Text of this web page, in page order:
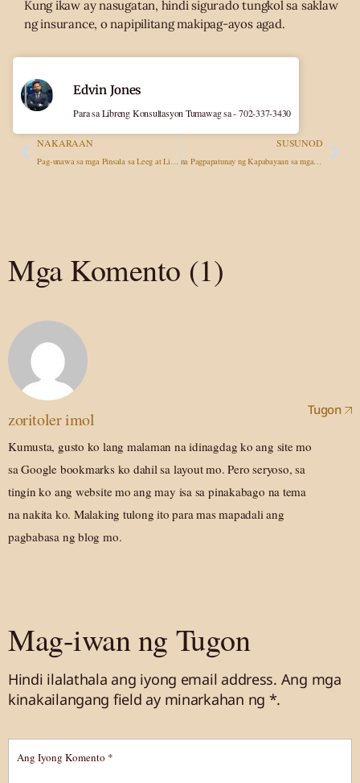
Kung ikaw ay nasugatan, hindi sigurado tungkol sa saklaw
ng insurance, o napipilitang makipag-ayos agad.
NAKARAAN
Pag-unawa sa mga Pinsala sa Leeg at Likod Pagkatapos ng Aksidente sa Kotse: Ang Iyong mga Legal na Karapatan
SUSUNOD
na Pagpapatunay ng Kapabayaan sa mga Kaso ng Personal na Pinsala: Mga Istratehiya sa Panalong Pagganap
Edvin Jones
Para sa Libreng Konsultasyon Tumawag sa - 702-337-3430
Mga Komento (1)
zoritoler imol
Kumusta, gusto ko lang malaman na idinagdag ko ang site mo
sa Google bookmarks ko dahil sa layout mo. Pero seryoso, sa
tingin ko ang website mo ang may isa sa pinakabago na tema
na nakita ko. Malaking tulong ito para mas mapadali ang
pagbabasa ng blog mo.
Tugon
Mag-iwan ng Tugon
Hindi ilalathala ang iyong email address. Ang mga
kinakailangang field ay minarkahan ng *.